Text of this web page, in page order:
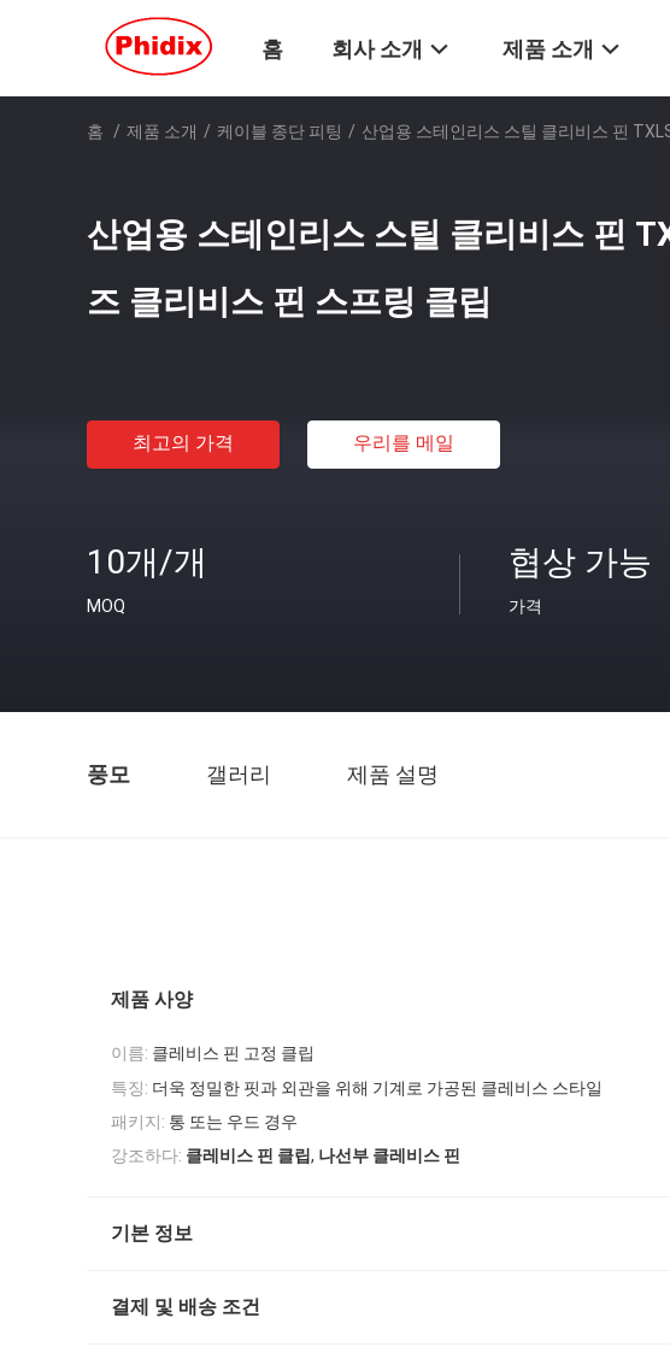
홈 회사 소개 제품 소개
홈 / 제품 소개 / 케이블 종단 피팅 / 산업용 스테인리스 스틸 클리비스 핀
산업용 스테인리스 스틸 클리비스 핀
즈 클리비스 핀 스프링 클립
최고의 가격 우리를 메일
10개/개
MOQ
협상 가능
가격
풍모 갤러리 제품 설명
제품 사양
이름: 클레비스 핀 고정 클립
특징: 더욱 정밀한 핏과 외관을 위해 기계로 가공된 클레비스 스타일
패키지: 통 또는 우드 경우
강조하다: 클레비스 핀 클립, 나선부 클레비스 핀
기본 정보
결제 및 배송 조건